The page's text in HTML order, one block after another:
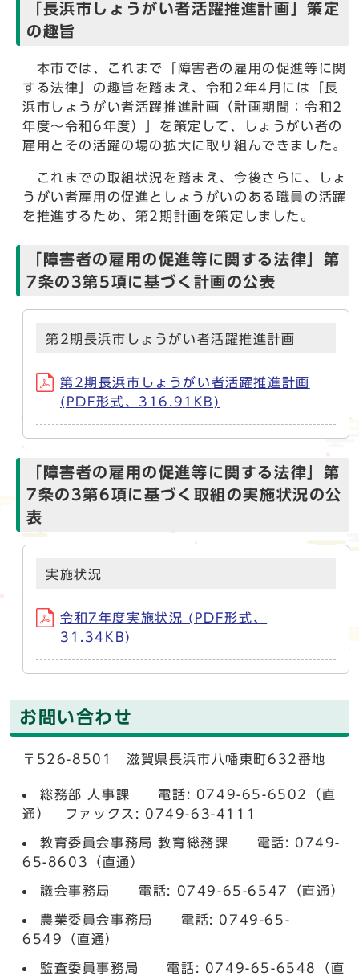
「長浜市しょうがい者活躍推進計画」策定
の趣旨
本市では、これまで「障害者の雇用の促進等に関
する法律」の趣旨を踏まえ、令和2年4月には「長
浜市しょうがい者活躍推進計画（計画期間：令和2
年度～令和6年度）」を策定して、しょうがい者の
雇用とその活躍の場の拡大に取り組んできました。
これまでの取組状況を踏まえ、今後さらに、しょ
うがい者雇用の促進としょうがいのある職員の活躍
を推進するため、第2期計画を策定しました。
「障害者の雇用の促進等に関する法律」第
7条の3第5項に基づく計画の公表
第2期長浜市しょうがい者活躍推進計画
第2期長浜市しょうがい者活躍推進計画
(PDF形式、316.91KB)
「障害者の雇用の促進等に関する法律」第
7条の3第6項に基づく取組の実施状況の公
表
実施状況
令和7年度実施状況 (PDF形式、
31.34KB)
お問い合わせ
〒526-8501 滋賀県長浜市八幡東町632番地
総務部 人事課 電話: 0749-65-6502（直
通） ファックス: 0749-63-4111
教育委員会事務局 教育総務課 電話: 0749-
65-8603（直通）
議会事務局 電話: 0749-65-6547（直通）
農業委員会事務局 電話: 0749-65-
6549（直通）
監査委員事務局 電話: 0749-65-6548（直